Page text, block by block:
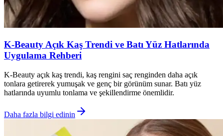
K-Beauty Açık Kaş Trendi ve Batı Yüz Hatlarında
Uygulama Rehberi
K-Beauty açık kaş trendi, kaş rengini saç renginden daha açık
tonlara getirerek yumuşak ve genç bir görünüm sunar. Batı yüz
hatlarında uyumlu tonlama ve şekillendirme önemlidir.
Daha fazla bilgi edinin